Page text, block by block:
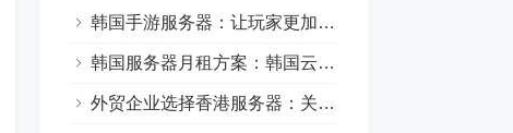
韩国手游服务器：让玩家更加沉浸于游戏的世界中
韩国服务器月租方案：韩国云服务器价格与优势一览
外贸企业选择香港服务器：关键因素与技巧分享